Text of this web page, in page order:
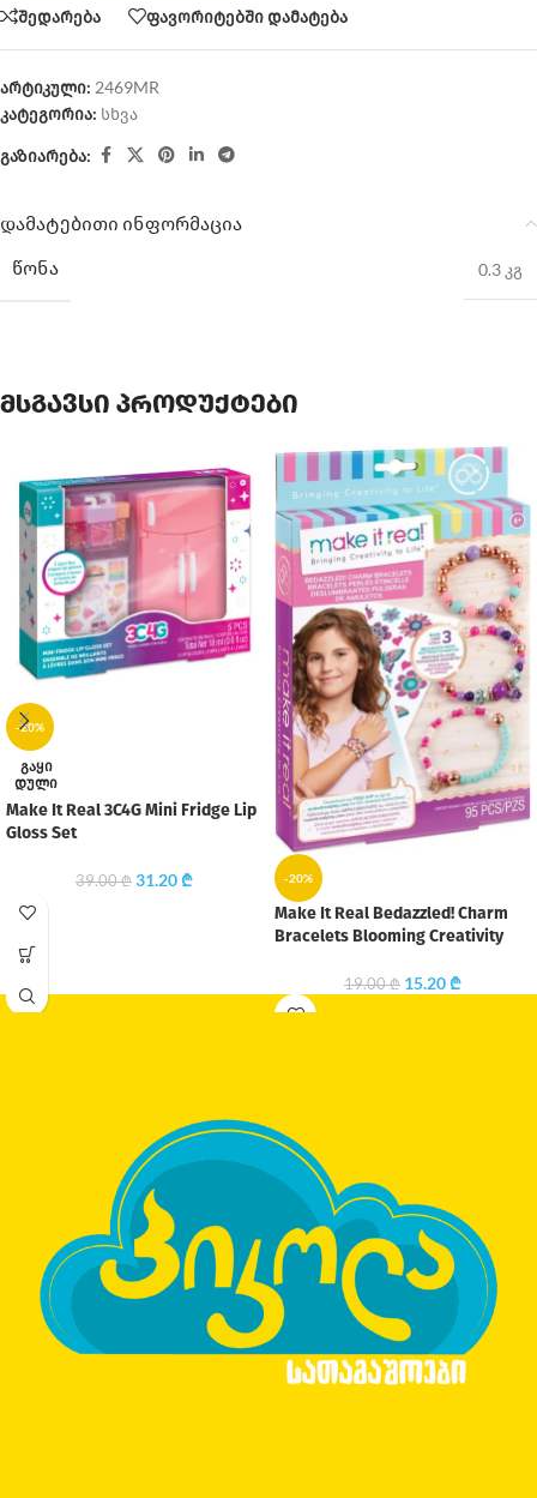
შედარება ფავორიტებში დამატება
არტიკული: 2469MR
კატეგორია: სხვა
გაზიარება:
დამატებითი ინფორმაცია
ᲬᲝᲜᲐ
0.3 კგ
მსგავსი პროდუქტები
-20%
ᲒᲐᲧᲘ
ᲓᲣᲚᲘ
Make It Real 3C4G Mini Fridge Lip
Gloss Set
39.00₾ 31.20₾ -20%
Make It Real Bedazzled! Charm
Bracelets Blooming Creativity
19.00₾ 15.20₾